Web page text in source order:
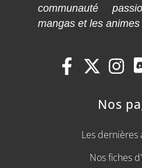
communauté
mangas et les animes
Nos
Les dernières
Nos fiches